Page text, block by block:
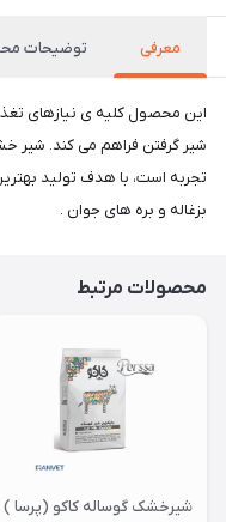
معرفی توضیحات
این محصول کلیه ی نیازهای
شیر گرفتن فراهم می کند. شیر
تجربه است، با هدف تولید
بزغاله و بره های جوان .
محصولات مرتبط
شیرخشک گوساله کاکو (پرسا )